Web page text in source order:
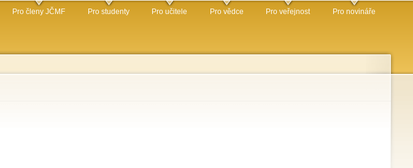
Pro členy JČMF Pro studenty Pro učitele Pro vědce Pro veřejnost Pro novináře